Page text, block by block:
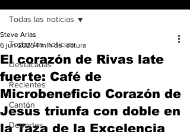
Todas las noticias
Destacadas
Recientes
Cantón
Deportes
Todas las noticias
El corazón de Rivas late
fuerte: Café de
Microbeneficio Corazón de
Jesús triunfa con doble en
la Taza de la Excelencia
Steve Arias
6 jun 2025 1 min de lectura